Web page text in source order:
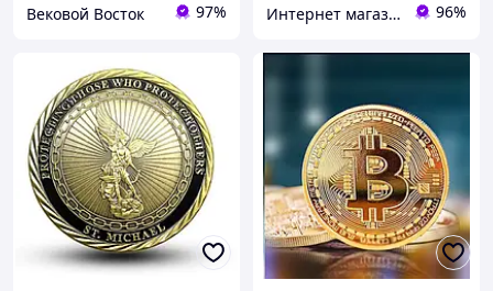
Вековой Восток 97% Интернет магазин GSM-V 96%